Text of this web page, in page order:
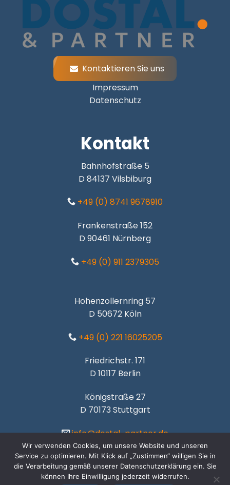
Kontaktieren Sie uns
Impressum
Datenschutz
Kontakt
Bahnhofstraße 5
D 84137 Vilsbiburg
+49 (0) 8741 9678910
Frankenstraße 152
D 90461 Nürnberg
+49 (0) 911 2379305
Hohenzollernring 57
D 50672 Köln
+49 (0) 221 16025205
Friedrichstr. 171
D 10117 Berlin
Königstraße 27
D 70173 Stuttgart
info@dostal-partner.de
Wir verwenden Cookies, um unsere Website und unseren
Service zu optimieren. Mit Klick auf „Zustimmen“ willigen Sie in
die Verarbeitung gemäß unserer Datenschutzerklärung ein. Sie
können Ihre Einwilligung jederzeit widerrufen.